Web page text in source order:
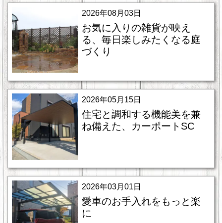
2026年08月03日
お気に入りの雑貨が映え
る、毎日楽しみたくなる庭
づくり
2026年05月15日
住宅と調和する機能美を兼
ね備えた、カーポートSC
2026年03月01日
愛車のお手入れをもっと楽
に